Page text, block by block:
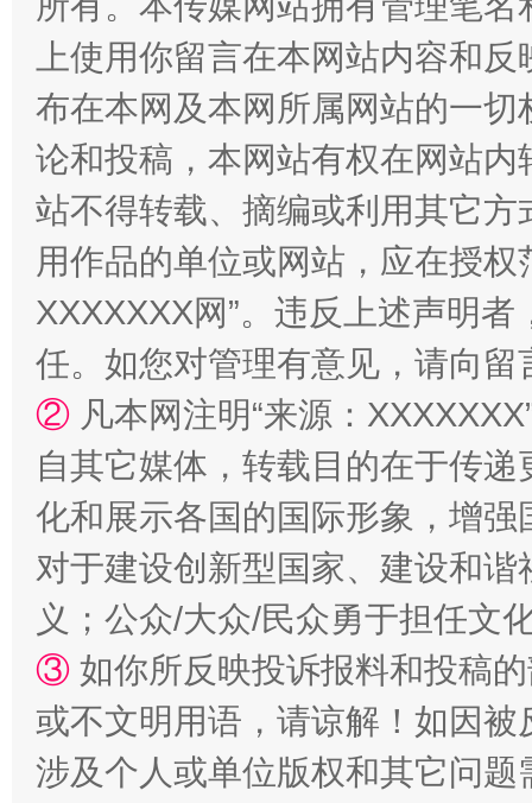
站台名比不上好声名
招工难、用工荒背后
上使用你留言在本网站内容和
布在本网及本网所属网站的一
论和投稿，本网站有权在网站
站不得转载、摘编或利用其它
用作品的单位或网站，应在授
XXXXXXX网”。违反上述声明
任。如您对管理有意见，请向
② 凡本网注明“来源：
自其它媒体，转载目的在于传
化和展示各国的国际形象，增
对于建设创新型国家、建设和
义；公众/大众/民众勇于担任文
③ 如你所反映投诉报料和投稿
或不文明用语，请谅解！如因
涉及个人或单位版权和其它问题